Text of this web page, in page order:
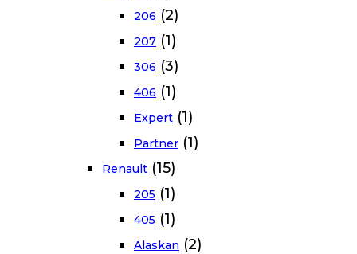
206 (2)
207 (1)
306 (3)
406 (1)
Expert (1)
Partner (1)
Renault (15)
205 (1)
405 (1)
Alaskan (2)